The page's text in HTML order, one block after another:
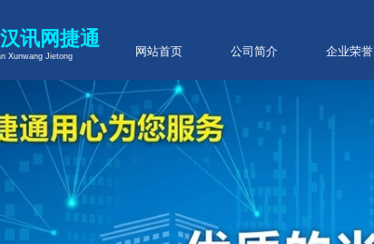
网站首页 公司简介 企业荣誉
讯网捷通
Xunwang Jietong